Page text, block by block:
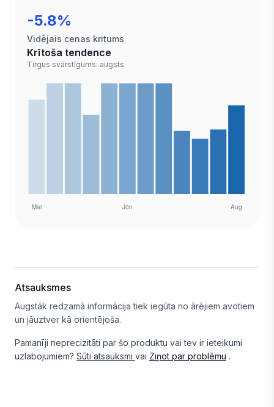
-5.8%
Vidējais cenas kritums
Krītoša tendence
Tirgus svārstīgums: augsts
Atsauksmes
Augstāk redzamā informācija tiek iegūta no ārējiem avotiem
un jāuztver kā orientējoša.
Pamanīji neprecizitāti par šo produktu vai tev ir ieteikumi
uzlabojumiem? Sūti atsauksmi vai Ziņot par problēmu .